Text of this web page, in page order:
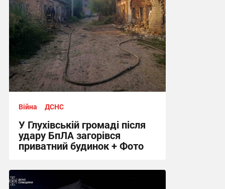
Війна ДСНС
У Глухівській громаді після
удару БпЛА загорівся
приватний будинок + Фото
11:04, 6.08.2026